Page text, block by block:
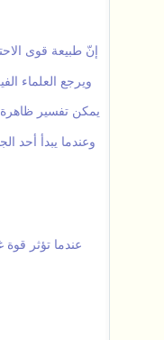
إنّ طبيعة قوى
ويرجع العلماء
يمكن تفسير ظاهرة
وعندما يبدأ أحد
عندما تؤثر